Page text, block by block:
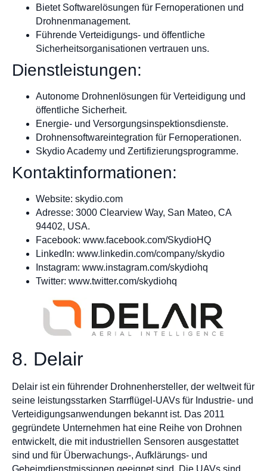
Bietet Softwarelösungen für Fernoperationen und
Drohnenmanagement.
Führende Verteidigungs- und öffentliche
Sicherheitsorganisationen vertrauen uns.
Dienstleistungen:
Autonome Drohnenlösungen für Verteidigung und
öffentliche Sicherheit.
Energie- und Versorgungsinspektionsdienste.
Drohnensoftwareintegration für Fernoperationen.
Skydio Academy und Zertifizierungsprogramme.
Kontaktinformationen:
Website: skydio.com
Adresse: 3000 Clearview Way, San Mateo, CA
94402, USA.
Facebook: www.facebook.com/SkydioHQ
LinkedIn: www.linkedin.com/company/skydio
Instagram: www.instagram.com/skydiohq
Twitter: www.twitter.com/skydiohq
8. Delair
Delair ist ein führender Drohnenhersteller, der weltweit für
seine leistungsstarken Starrflügel-UAVs für Industrie- und
Verteidigungsanwendungen bekannt ist. Das 2011
gegründete Unternehmen hat eine Reihe von Drohnen
entwickelt, die mit industriellen Sensoren ausgestattet
sind und für Überwachungs-, Aufklärungs- und
Geheimdienstmissionen geeignet sind. Die UAVs sind